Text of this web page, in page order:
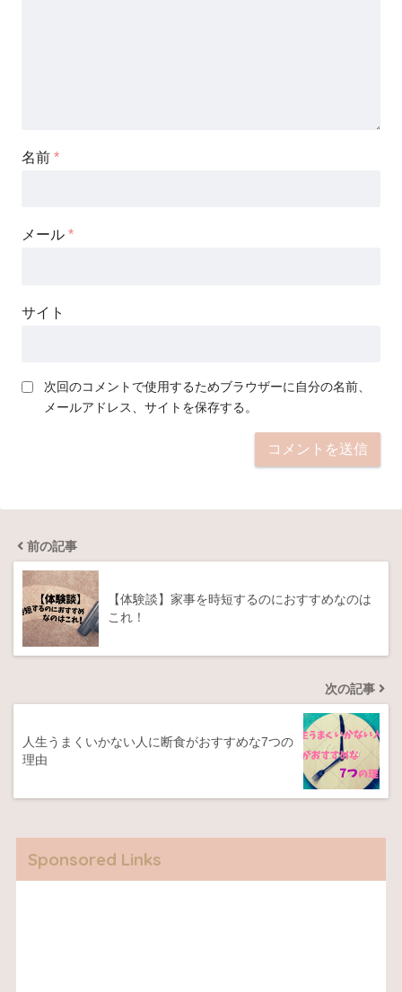
名前 *
メール *
サイト
次回のコメントで使用するためブラウザーに自分の名前、
メールアドレス、サイトを保存する。
前の記事
【体験談】家事を時短するのにおすすめなのは
これ！
次の記事
人生うまくいかない人に断食がおすすめな7つの
理由
Sponsored Links